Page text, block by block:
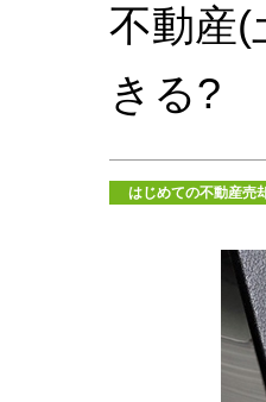
不動産(
きる?
はじめての不動産売